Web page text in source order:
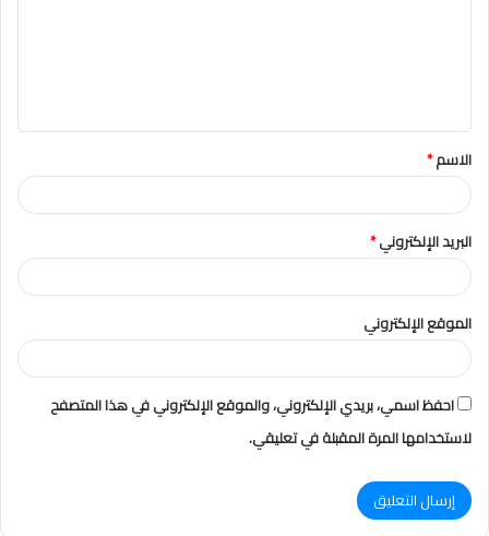
ق
*
الاسم*
البريد الإلكتروني*
الموقع الإلكتروني
احفظ اسمي، بريدي الإلكتروني، والموقع الإلكتروني في هذا المتصفح
لاستخدامها المرة المقبلة في تعليقي.